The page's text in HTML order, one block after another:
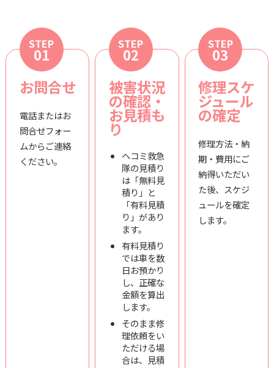
STEP
01
お問合せ
電話またはお
問合せフォー
ムからご連絡
ください。
STEP
02
被害状況
の確認・
お見積も
り
ヘコミ救急
隊の見積り
は「無料見
積り」と
「有料見積
り」があり
ます。
有料見積り
では車を数
日お預かり
し、正確な
金額を算出
します。
そのまま修
理依頼をい
ただける場
合は、見積
STEP
03
修理スケ
ジュール
の確定
修理方法・納
期・費用にご
納得いただい
た後、スケジ
ュールを確定
します。